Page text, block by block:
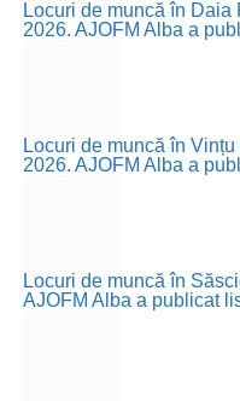
Locuri de muncă în
2026. AJOFM Alba a
Locuri de muncă în
2026. AJOFM Alba a
Locuri de muncă în
AJOFM Alba a publicat